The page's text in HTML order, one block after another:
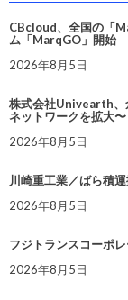
CBcloud、全国の「
ム「MarqGO」開始
2026年8月5日
株式会社Univearth、
ネットワークを拡大〜
2026年8月5日
川崎重工業／ばら積
2026年8月5日
フジトランスコーポ
2026年8月5日